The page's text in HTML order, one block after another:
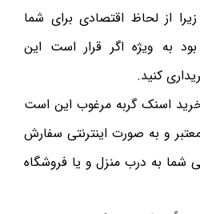
از لحاظ اقتصادی برای شما
به ویژه اگر قرار است این
کنید.
اسنک گربه مرغوب این است
و به صورت اینترنتی سفارش
شما به درب منزل و یا فروشگاه